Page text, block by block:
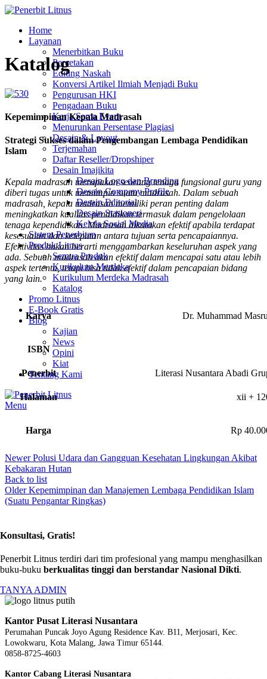
Home
Layanan
Menerbitkan Buku
Percetakan
Editing Naskah
Konversi Artikel Ilmiah Menjadi Buku
Pengurusan HKI
Pengadaan Buku
Kerja Sama Event
Menurunkan Persentase Plagiasi
Desain & Layout
Terjemahan
Daftar Reseller/Dropshiper
Desain Imajikita
Desain Logo dan Branding
Desain Company Profile
Desain Editorial
Desain Stasioneri
Kelola Sosial Media
Sistem Penerbitan
Produk Litnus
Semua Produk
Kurikulum Merdeka
Kurikulum Merdeka Madrasah
Katalog
Promo Litnus
E-Book Gratis
Blog
Kajian
News
Opini
Kiat
Tentang Kami
Menu
Katalog
Kepemimpinan Kepala Madrasah
Strategi Sukses dalam Pengembangan Lembaga Pendidikan
Islam
Kepala madrasah merupakan seorang tenaga fungsional guru yang
diberi tugas untuk memimpin suatu madrasah. Dalam sebuah
madrasah, kepala madrasah memiliki peran penting dalam
meningkatkan kualitas pendidikan termasuk dalam pengelolaan
tenaga kependidikan. Madrasah dikatakan efektif apabila terdapat
kesesuaian dan ketepatan antara tujuan serta pencapaiannya.
Efektivitas bukan berarti menggambarkan keseluruhan aspek yang
ada. Sebuah madrasah akan efektif dalam mencapai satu atau lebih
aspek tertentu, tetapi bisa tidak efektif dalam pencapaian bidang
yang lain.
Karya Dr. Muhammad
ISBN
Penerbit Literasi Nusantara Abadi
Halaman xii +
Harga Rp
Newer Polusi Udara dan Gangguan Kesehatan Lingkungan Akibat
Kebakaran Hutan
Back to list
Older Kepemimpinan dan Manajemen Lembaga Pendidikan Islam
(Suatu Pengantar Ringkas)
Konsultasi, Gratis!
Penerbit Litnus terdiri dari tim profesional yang mampu menghasilkan
buku-buku berkualitas tinggi dan berstandar Nasional Dikti.
TANYA ADMIN
Kantor Pusat Literasi Nusantara
Perumahan Puncak Joyo Agung Residence Kav. B11, Merjosari, Kec.
Lowokwaru, Kota Malang, Jawa Timur 65144.
0858-8725-4603
Kantor Cabang Literasi Nusantara